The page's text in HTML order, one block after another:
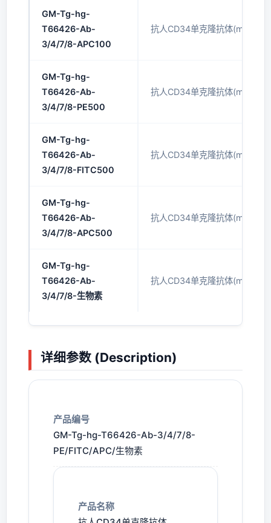
GM-Tg-hg-
T66426-Ab-
3/4/7/8-APC100
抗人CD34单克隆抗体
GM-Tg-hg-
T66426-Ab-
3/4/7/8-PE500
抗人CD34单克隆抗体
GM-Tg-hg-
T66426-Ab-
3/4/7/8-FITC500
抗人CD34单克隆抗体
GM-Tg-hg-
T66426-Ab-
3/4/7/8-APC500
抗人CD34单克隆抗体
GM-Tg-hg-
T66426-Ab-
3/4/7/8-生物素
抗人CD34单克隆抗体(mAb)(
详细参数 (Description)
产品编号
GM-Tg-hg-T66426-Ab-3/4/7/8-
PE/FITC/APC/生物素
产品名称